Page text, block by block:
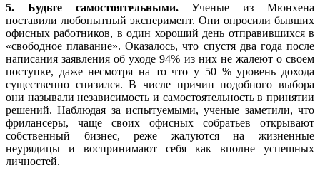
5. Будьте самостоятельными.Ученые из Мюнхена
поставили любопытный эксперимент. Они опросили бывших
офисных работников, в один хороший день отправившихся в
«свободное плавание». Оказалось, что спустя два года после
написания заявления об уходе 94% из них не жалеют о своем
поступке, даже несмотря на то что у 50 % уровень дохода
существенно снизился. В числе причин подобного выбора
они называли независимость и самостоятельность в принятии
решений. Наблюдая за испытуемыми, ученые заметили, что
фрилансеры, чаще своих офисных собратьев открывают
собственный бизнес, реже жалуются на жизненные
неурядицы и воспринимают себя как вполне успешных
личностей.